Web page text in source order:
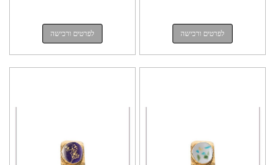
לפרטים ורכישה לפרטים ורכישה